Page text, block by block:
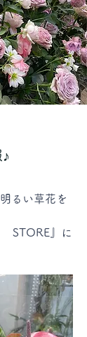
るい草花を
STORE』に